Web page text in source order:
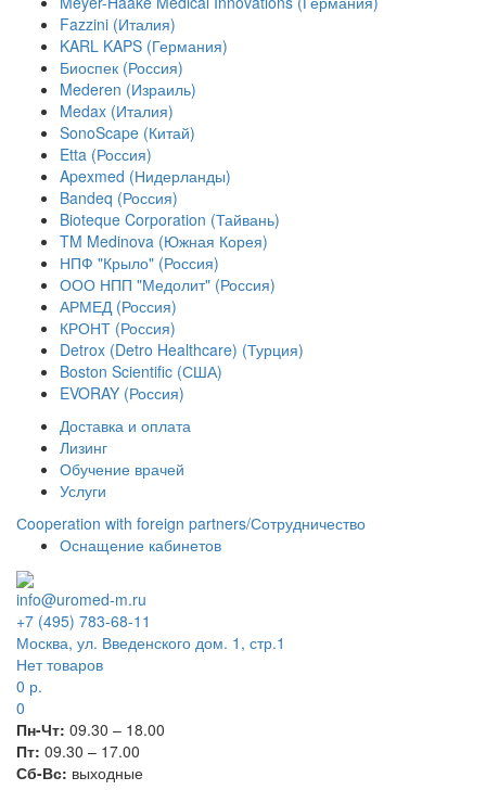
Fazzini (Италия)
KARL KAPS (Германия)
Биоспек (Россия)
Mederen (Израиль)
Medax (Италия)
SonoScape (Китай)
Etta (Россия)
Apexmed (Нидерланды)
Bandeq (Россия)
Bioteque Corporation (Тайвань)
TM Medinova (Южная Корея)
НПФ "Крыло" (Россия)
ООО НПП "Медолит" (Россия)
АРМЕД (Россия)
КРОНТ (Россия)
Detrox (Detro Healthcare) (Турция)
Boston Scientific (США)
EVORAY (Россия)
Доставка и оплата
Лизинг
Обучение врачей
Услуги
Сooperation with foreign partners/Сотрудничество
Оснащение кабинетов
info@uromed-m.ru
+7 (495) 783-68-11
Москва, ул. Введенского дом. 1, стр.1
Нет товаров
0 р.
0
Пн-Чт: 09.30 – 18.00
Пт: 09.30 – 17.00
Сб-Вс: выходные